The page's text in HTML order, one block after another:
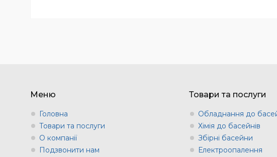
Меню
Головна
Товари та послуги
О компанії
Подзвонити нам
Товари та послуги
Обладнання до
Хімія до басейнів
Збірні басейни
Електроопалення